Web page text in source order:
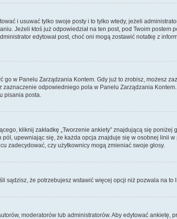
i usuwać tylko swoje posty i to tylko wtedy, jeżeli
Jeżeli ktoś już odpowiedział na ten post, pod Twoim
edytował post, choć oni mogą zostawić notatkę z
w Panelu Zarządzania Kontem. Gdy już to zrobisz, możesz
odpowiedniego pola w Panelu Zarządzania
pisania posta.
kliknij zakładkę „Tworzenie ankiety” znajdującą się
upewniając się, że każda opcja znajduje się w osobnej linii
zadecydować, czy użytkownicy mogą zmieniać swoje głosy.
sądzisz, że potrzebujesz wstawić więcej opcji niż pozwala na to
moderatorów lub administratorów. Aby edytować